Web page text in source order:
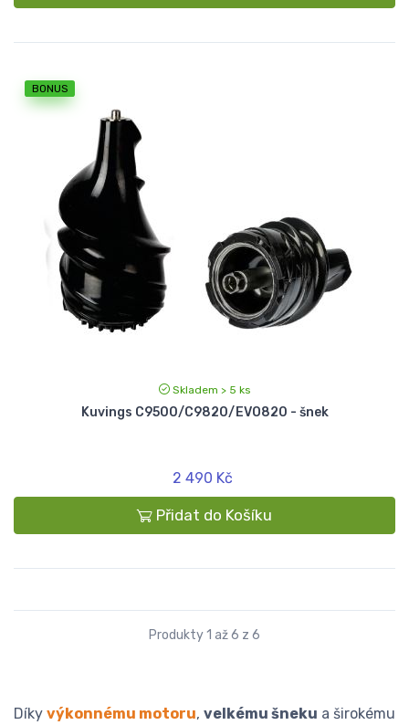
BONUS
Skladem > 5 ks
Kuvings C9500/C9820/EVO820 - šnek
2 490 Kč
Přidat do Košíku
Produkty 1 až 6 z 6
Díky výkonnému motoru, velkému šneku a širokému